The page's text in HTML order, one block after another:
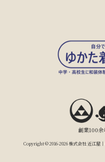
創業100余
Copyright © 2016-2026 株式会社 近江屋